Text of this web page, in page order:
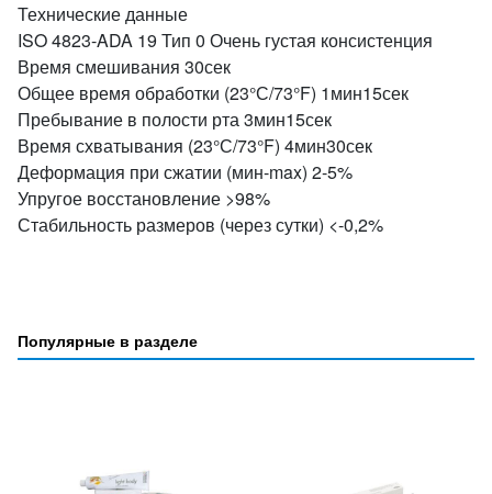
Технические данные
ISO 4823-ADA 19 Тип 0 Очень густая консистенция
Время смешивания 30сек
Общее время обработки (23°С/73°F) 1мин15сек
Пребывание в полости рта 3мин15сек
Время схватывания (23°С/73°F) 4мин30сек
Деформация при сжатии (мин-max) 2-5%
Упругое восстановление >98%
Стабильность размеров (через сутки) <-0,2%
Популярные в разделе